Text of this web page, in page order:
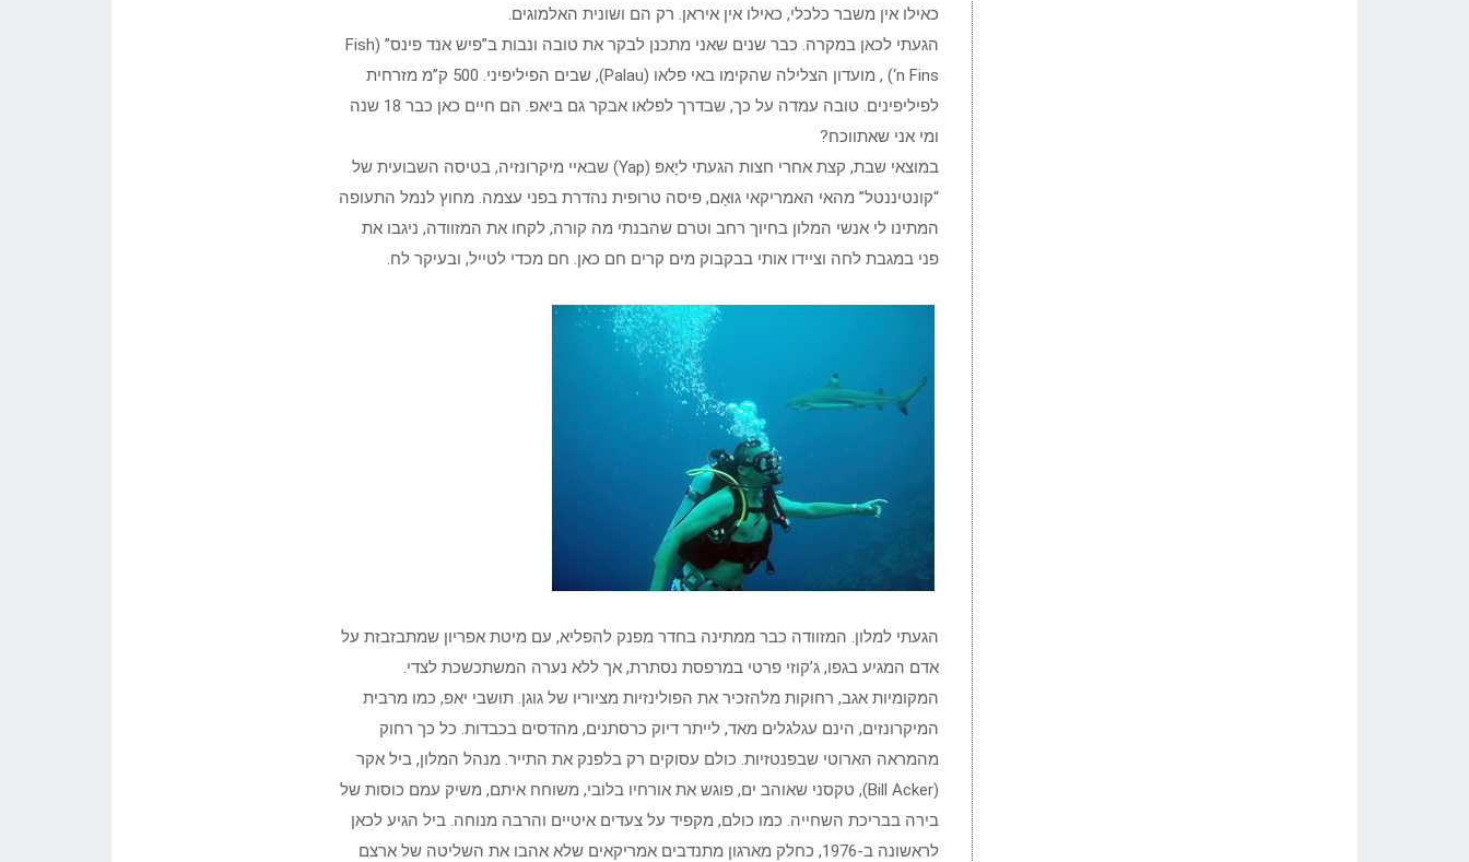
כאילו אין משבר כלכלי, כאילו אין איראן. רק הם ושונית האלמוגים.
הגעתי לכאן במקרה. כבר שנים שאני מתכנן לבקר את טובה ונבות ב”פיש אנד פינס” (Fish
‘n Fins) , מועדון הצלילה שהקימו באי פלאו (Palau), שבים הפיליפיני. 500 ק”מ מזרחית
לפיליפינים. טובה עמדה על כך, שבדרך לפלאו אבקר גם ביאפ. הם חיים כאן כבר 18 שנה
ומי אני שאתווכח?
במוצאי שבת, קצת אחרי חצות הגעתי ליָאפּ (Yap) שבאיי מיקרונזיה, בטיסה השבועית של
“קונטיננטל” מהאי האמריקאי גוּאָם, פיסה טרופית נהדרת בפני עצמה. מחוץ לנמל התעופה
המתינו לי אנשי המלון בחיוך רחב וטרם שהבנתי מה קורה, לקחו את המזוודה, ניגבו את
פני במגבת לחה וציידו אותי בבקבוק מים קרים חם כאן. חם מכדי לטייל, ובעיקר לח.
הגעתי למלון. המזוודה כבר ממתינה בחדר מפנק להפליא, עם מיטת אפריון שמתבזבזת על
אדם המגיע בגפו, ג’קוזי פרטי במרפסת נסתרת, אך ללא נערה המשתכשכת לצדי.
המקומיות אגב, רחוקות מלהזכיר את הפולינזיות מציוריו של גוגן. תושבי יאפ, כמו מרבית
המיקרונזים, הינם עגלגלים מאד, לייתר דיוק כרסתנים, מהדסים בכבדות. כל כך רחוק
מהמראה הארוטי שבפנטזיות. כולם עסוקים רק בלפנק את התייר. מנהל המלון, ביל אקר
(Bill Acker), טקסני שאוהב ים, פוגש את אורחיו בלובי, משוחח איתם, משיק עמם כוסות של
בירה בבריכת השחייה. כמו כולם, מקפיד על צעדים איטיים והרבה מנוחה. ביל הגיע לכאן
לראשונה ב-1976, כחלק מארגון מתנדבים אמריקאים שלא אהבו את השליטה של ארצם